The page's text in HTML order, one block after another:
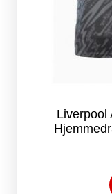
Liverpool